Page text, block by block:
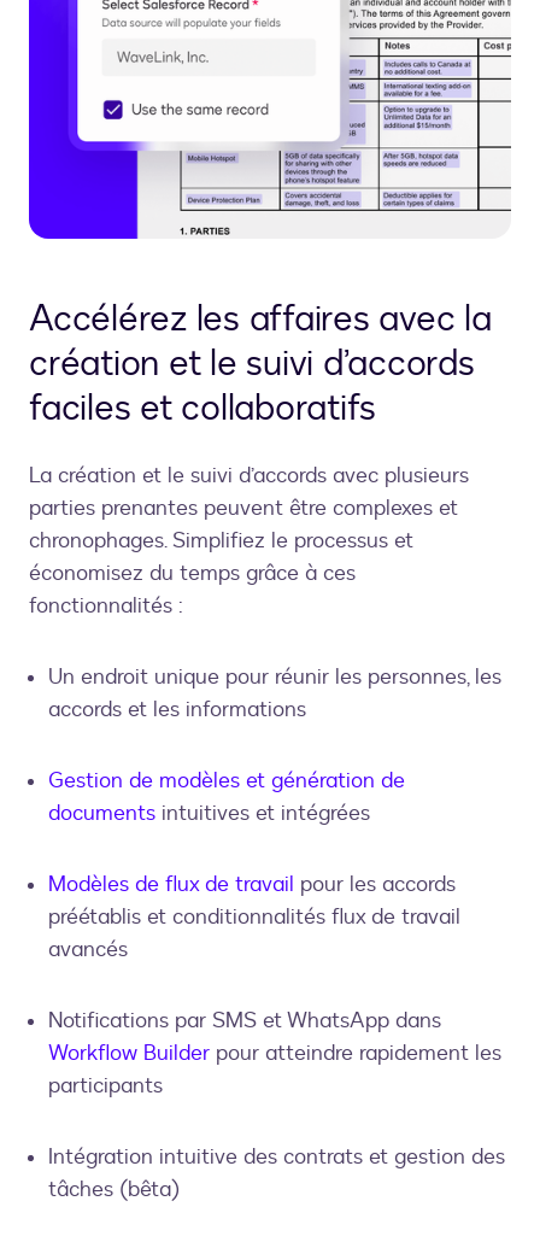
Accélérez les affaires avec la
création et le suivi d’accords
faciles et collaboratifs
La création et le suivi d’accords avec plusieurs
parties prenantes peuvent être complexes et
chronophages. Simplifiez le processus et
économisez du temps grâce à ces
fonctionnalités :
Un endroit unique pour réunir les personnes, les
accords et les informations
Gestion de modèles et génération de
documents intuitives et intégrées
Modèles de flux de travail pour les accords
préétablis et conditionnalités flux de travail
avancés
Notifications par SMS et WhatsApp dans
Workflow Builder pour atteindre rapidement les
participants
Intégration intuitive des contrats et gestion des
tâches (bêta)